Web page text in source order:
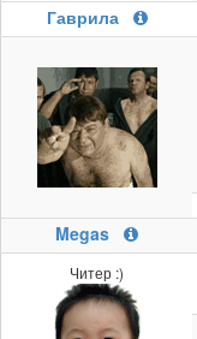
Гаврила
Megas
Читер :)